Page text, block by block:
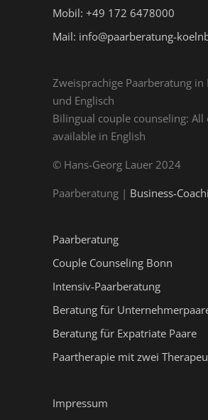
Mobil: +49 172 6478000
Mail: info@paarberatung-
Zweisprachige Paarberatung in
und Englisch
Bilingual couple counseling: All
available in English
© Hans-Georg Lauer 2024
Paarberatung | Business-
Paarberatung
Couple Counseling Bonn
Intensiv-Paarberatung
Beratung für
Beratung für Expatriate Paare
Paartherapie mit zwei
Impressum